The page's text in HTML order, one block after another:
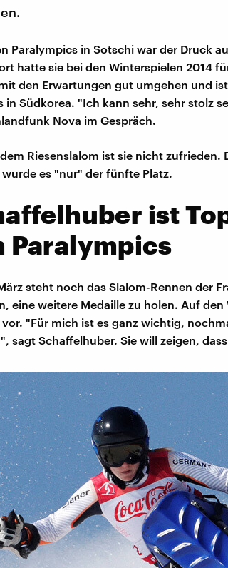
Paralympics in Sotschi war der Druck
hatte sie bei den Winterspielen 2014
den Erwartungen gut umgehen und
in Südkorea. "Ich kann sehr, sehr stolz
Nova im Gespräch.
Riesenslalom ist sie nicht zufrieden.
es "nur" der fünfte Platz.
ist
Paralympics
steht noch das Slalom-Rennen der
eine weitere Medaille zu holen. Auf
"Für mich ist es ganz wichtig,
sagt Schaffelhuber. Sie will zeigen,